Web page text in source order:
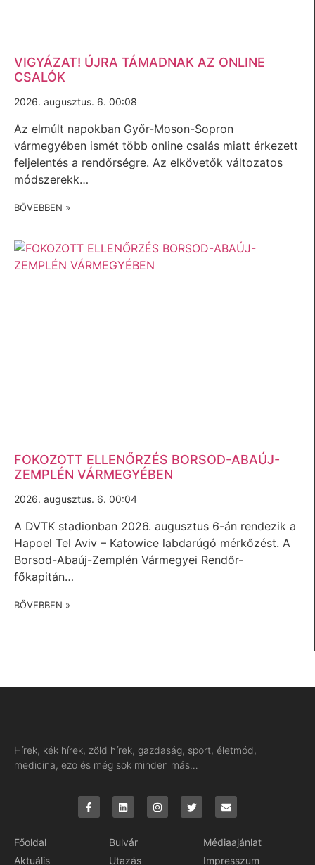
VIGYÁZAT! ÚJRA TÁMADNAK AZ ONLINE
CSALÓK
2026. augusztus. 6. 00:08
Az elmúlt napokban Győr-Moson-Sopron
vármegyében ismét több online csalás miatt érkezett
feljelentés a rendőrségre. Az elkövetők változatos
módszerekk…
BŐVEBBEN »
FOKOZOTT ELLENŐRZÉS BORSOD-ABAÚJ-
ZEMPLÉN VÁRMEGYÉBEN
2026. augusztus. 6. 00:04
A DVTK stadionban 2026. augusztus 6-án rendezik a
Hapoel Tel Aviv – Katowice labdarúgó mérkőzést. A
Borsod-Abaúj-Zemplén Vármegyei Rendőr-
főkapitán…
BŐVEBBEN »
Hírek, kék hírek, zöld hírek, gazdaság, sport, életmód,
medicina, ezo és még sok minden más…
Főoldal
Aktuális
Bulvár
Utazás
Médiaajánlat
Impresszum